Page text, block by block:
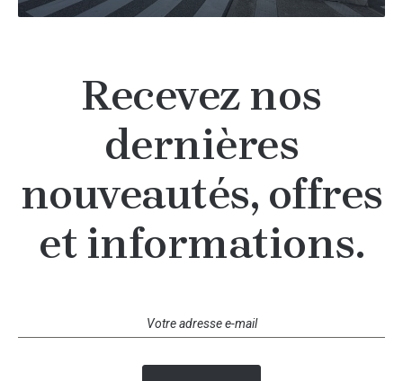
Recevez nos
dernières
nouveautés, offres
et informations.